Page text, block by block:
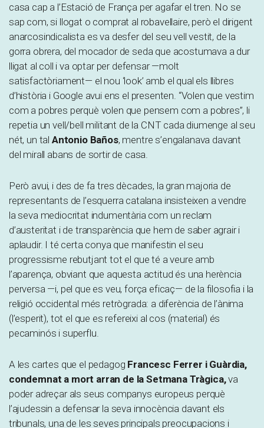
casa cap a l’Estació de França per agafar el tren. No se
sap com, si llogat o comprat al robavellaire, però el dirigent
anarcosindicalista es va desfer del seu vell vestit, de la
gorra obrera, del mocador de seda que acostumava a dur
lligat al coll i va optar per defensar —molt
satisfactòriament— el nou ‘look’ amb el qual els llibres
d’història i Google avui ens el presenten. “Volen que vestim
com a pobres perquè volen que pensem com a pobres”, li
repetia un vell/bell militant de la CNT cada diumenge al seu
nét, un tal Antonio Baños, mentre s’engalanava davant
del mirall abans de sortir de casa.
Però avui, i des de fa tres dècades, la gran majoria de
representants de l’esquerra catalana insisteixen a vendre
la seva mediocritat indumentària com un reclam
d’austeritat i de transparència que hem de saber agrair i
aplaudir. I té certa conya que manifestin el seu
progressisme rebutjant tot el que té a veure amb
l’aparença, obviant que aquesta actitud és una herència
perversa —i, pel que es veu, força eficaç— de la filosofia i la
religió occidental més retrògrada: a diferència de l’ànima
(l’esperit), tot el que es refereixi al cos (material) és
pecaminós i superflu.
A les cartes que el pedagog Francesc Ferrer i Guàrdia,
condemnat a mort arran de la Setmana Tràgica,va
poder adreçar als seus companys europeus perquè
l’ajudessin a defensar la seva innocència davant els
tribunals, una de les seves principals preocupacions i